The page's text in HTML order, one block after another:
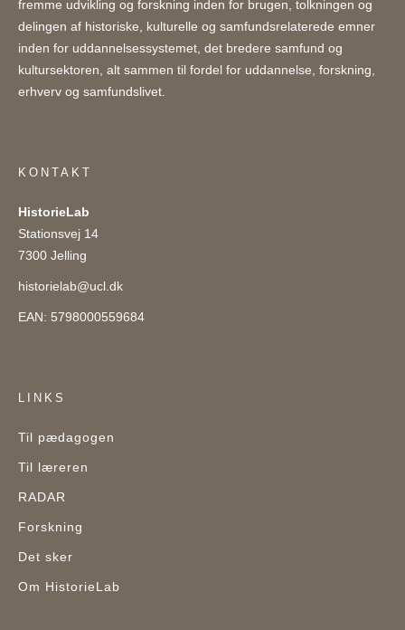
fremme udvikling og forskning inden for brugen, tolkningen og
delingen af historiske, kulturelle og samfundsrelaterede emner
inden for uddannelsessystemet, det bredere samfund og
kultursektoren, alt sammen til fordel for uddannelse, forskning,
erhverv og samfundslivet.
KONTAKT
HistorieLab
Stationsvej 14
7300 Jelling
historielab@ucl.dk
EAN: 5798000559684
LINKS
Til pædagogen
Til læreren
RADAR
Forskning
Det sker
Om HistorieLab